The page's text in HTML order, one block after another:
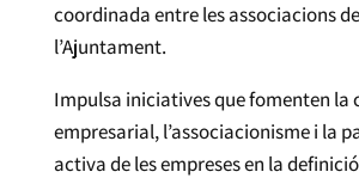
coordinada entre les associacions
l’Ajuntament.
Impulsa iniciatives que fomenten la
empresarial, l’associacionisme i la
activa de les empreses en la